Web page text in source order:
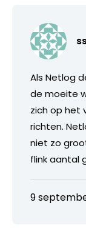
Als Netlog
de moeite
zich op het
richten.
niet zo
flink aantal
9